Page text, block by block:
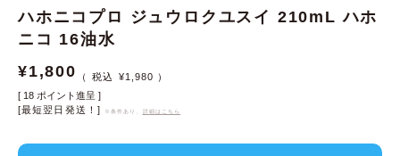
ハホニコプロ ジュウロクユスイ 210mL ハホ
ニコ 16油水
¥1,800 ¥1,980
[ 18 ポイント進呈 ]
[最短翌日発送！]
※条件あり、 詳細はこちら